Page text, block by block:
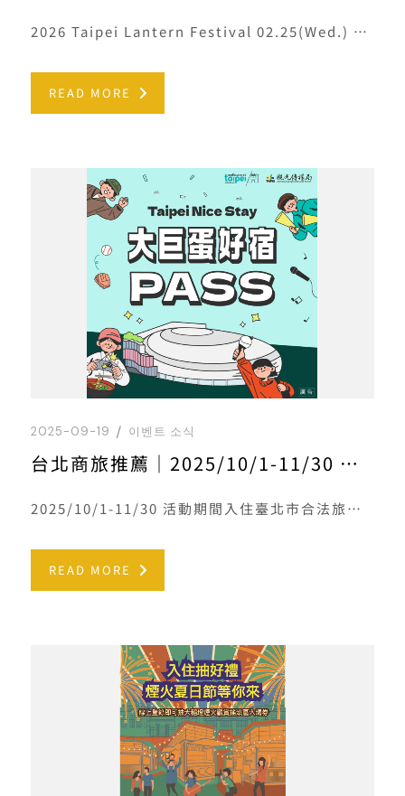
2026 Taipei Lantern Festival 02.25(Wed.) － 03.15(Sun.)
READ MORE
2025-09-19 이벤트 소식
台北商旅推薦｜2025/10/1-11/30 來臺北有好宿
2025/10/1-11/30 活動期間入住臺北市合法旅宿，並完成登錄即享抽獎資格！詳情
READ MORE